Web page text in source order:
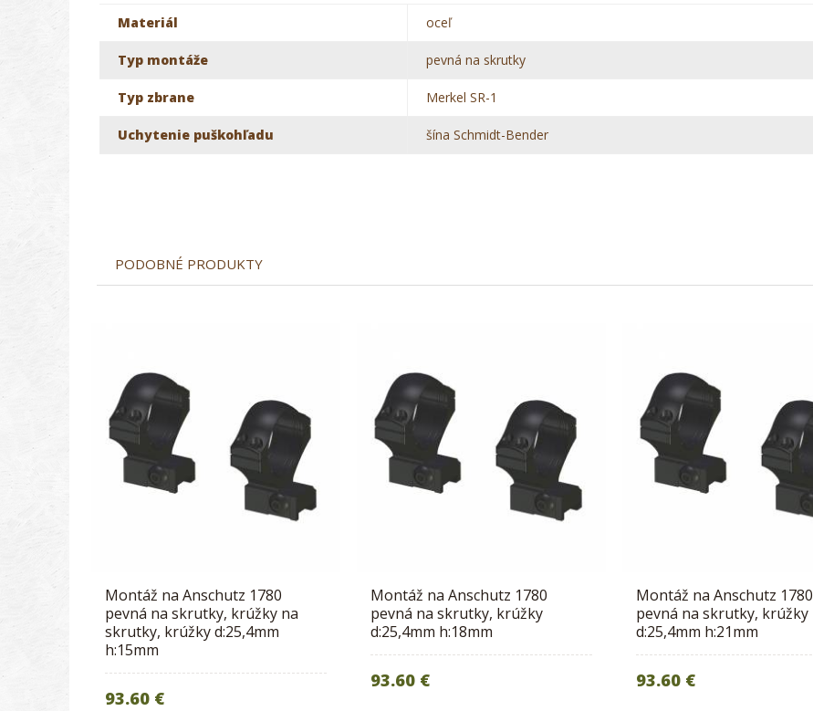
Materiál oceľ
Typ montáže pevná na skrutky
Typ zbrane Merkel SR-1
Uchytenie puškohľadu šína Schmidt-Bender
PODOBNÉ PRODUKTY
Montáž na Anschutz 1780
pevná na skrutky, krúžky na
skrutky, krúžky d:25,4mm
h:15mm
93.60 €
Montáž na Anschutz 1780
pevná na skrutky, krúžky
d:25,4mm h:18mm
93.60 €
Montáž na Anschutz 1780
pevná na skrutky, krúžky
d:25,4mm h:21mm
93.60 €